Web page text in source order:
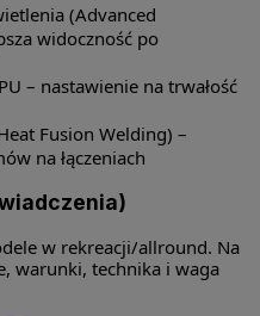
(Advanced
widoczność po
– nastawienie na trwałość
Fusion Welding) –
na łączeniach
w rekreacji/allround. Na
warunki, technika i waga